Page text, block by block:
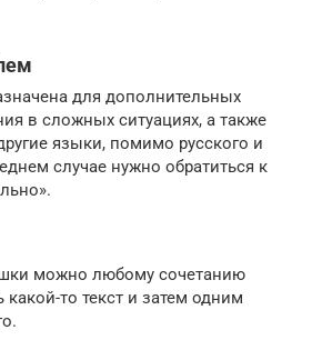
для дополнительных
в сложных ситуациях, а также
языки, помимо русского и
случае нужно обратиться к
можно любому сочетанию
то текст и затем одним